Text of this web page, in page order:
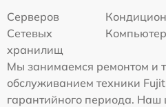
Серверов
Сетевых
хранилищ
Мы занимаемся ремонтом и
обслуживанием техники
гарантийного периода. Наш